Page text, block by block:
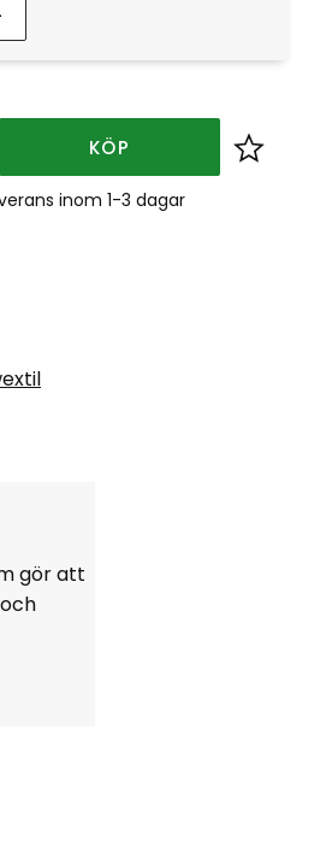
KÖP Lägg
inom 1-3 dagar
gör att